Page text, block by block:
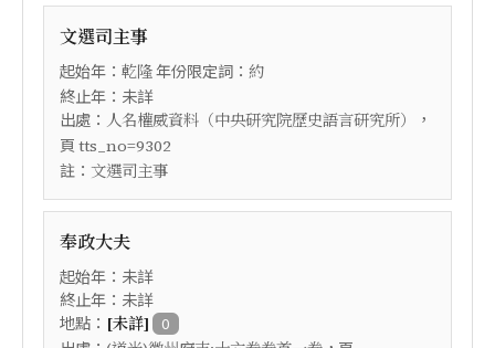
文選司主事
起始年： 乾隆年份限定詞： 約
終止年：未詳
出處： 人名權威資料（中央研究院歷史語言研究所）
，
頁 tts_no=9302
註： 文選司主事
奉政大夫
起始年：未詳
終止年：未詳
地點： [未詳] 0